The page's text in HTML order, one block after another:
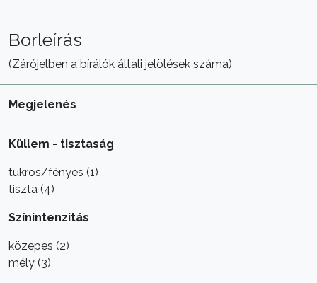
Borleírás
(Zárójelben a bírálók általi jelölések száma)
Megjelenés
Küllem - tisztaság
tükrös/fényes (1)
tiszta (4)
Színintenzitás
közepes (2)
mély (3)